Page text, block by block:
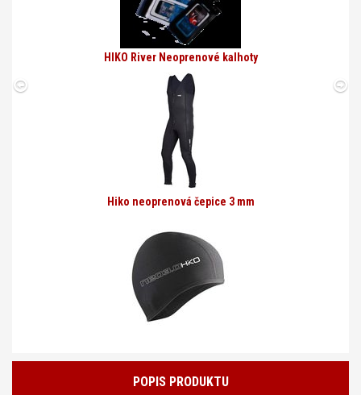
HIKO River Neoprenové kalhoty
Hiko neoprenová čepice 3 mm
POPIS PRODUKTU